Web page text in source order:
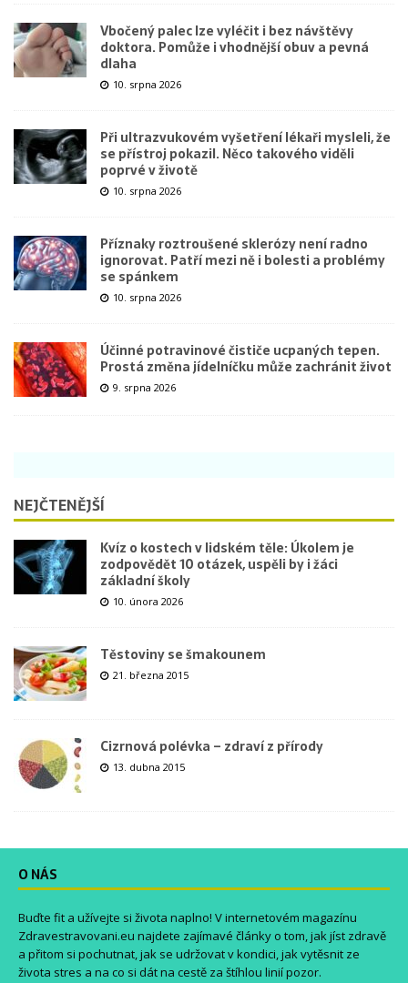
Vbočený palec lze vyléčit i bez návštěvy
doktora. Pomůže i vhodnější obuv a pevná
dlaha
10. srpna 2026
Při ultrazvukovém vyšetření lékaři mysleli, že
se přístroj pokazil. Něco takového viděli
poprvé v životě
10. srpna 2026
Příznaky roztroušené sklerózy není radno
ignorovat. Patří mezi ně i bolesti a problémy
se spánkem
10. srpna 2026
Účinné potravinové čističe ucpaných tepen.
Prostá změna jídelníčku může zachránit život
9. srpna 2026
NEJČTENĚJŠÍ
Kvíz o kostech v lidském těle: Úkolem je
zodpovědět 10 otázek, uspěli by i žáci
základní školy
10. února 2026
Těstoviny se šmakounem
21. března 2015
Cizrnová polévka – zdraví z přírody
13. dubna 2015
O NÁS
Buďte fit a užívejte si života naplno! V internetovém magazínu
Zdravestravovani.eu najdete zajímavé články o tom, jak jíst zdravě
a přitom si pochutnat, jak se udržovat v kondici, jak vytěsnit ze
života stres a na co si dát na cestě za štíhlou linií pozor.